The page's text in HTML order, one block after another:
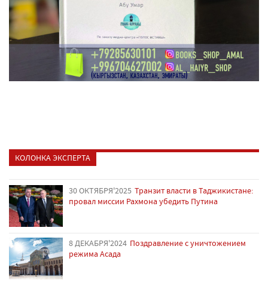
КОЛОНКА ЭКСПЕРТА
30 ОКТЯБРЯ'2025 Транзит власти в Таджикистане:
провал миссии Рахмона убедить Путина
8 ДЕКАБРЯ'2024 Поздравление с уничтожением
режима Асада